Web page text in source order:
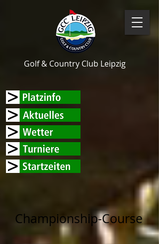
Golf & Country Club Leipzig
Championship-Course